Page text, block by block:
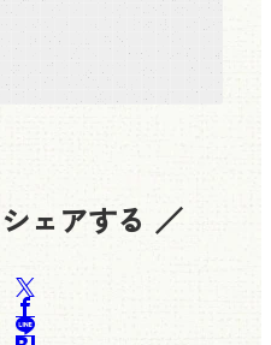
ェアする ／